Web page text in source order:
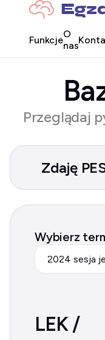
FunkcjeO
nas
Przeglądaj
Zdaję
Wybierz
2024 sesja
LEK /